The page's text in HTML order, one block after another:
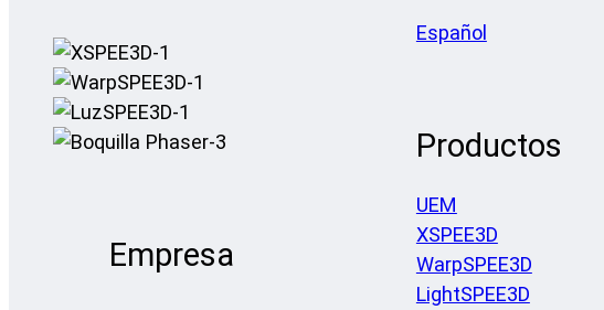
Empresa
Español
Productos
UEM
XSPEE3D
WarpSPEE3D
LightSPEE3D